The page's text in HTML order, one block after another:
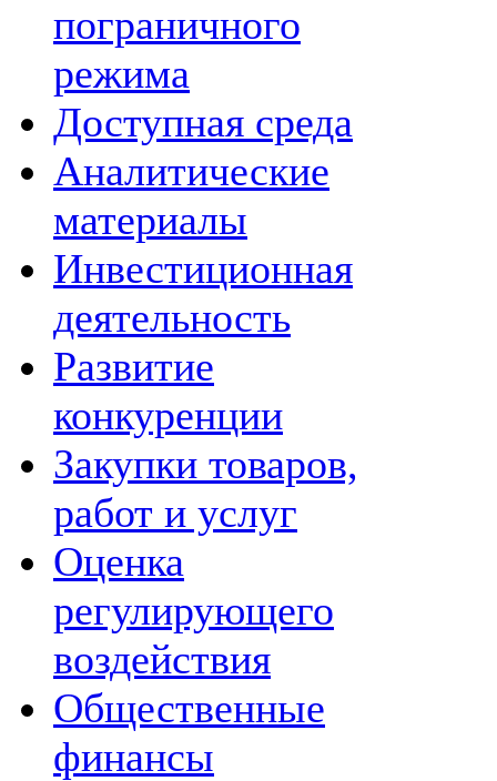
пограничного
режима
Доступная среда
Аналитические
материалы
Инвестиционная
деятельность
Развитие
конкуренции
Закупки товаров,
работ и услуг
Оценка
регулирующего
воздействия
Общественные
финансы